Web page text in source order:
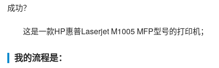
成功？
这是一款HP惠普Laserjet M1005 MFP型号的打印机；
我的流程是：